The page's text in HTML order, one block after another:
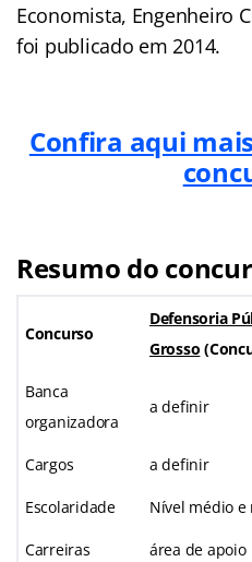
Economista, Engenheiro
foi publicado em 2014.
Confira aqui
Resumo do
Concurso
Defensoria
Grosso (
Banca
organizadora
a definir
Cargos a definir
Escolaridade Nível médio
Carreiras área de apoio